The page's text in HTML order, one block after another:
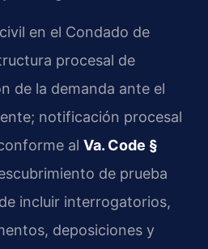
en el Condado de
procesal de
de la demanda ante el
notificación procesal
al Va. Code §
de prueba
incluir interrogatorios,
deposiciones y